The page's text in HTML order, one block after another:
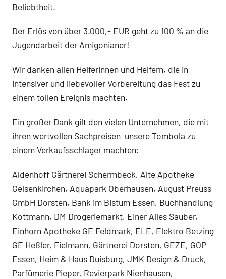
Beliebtheit.
Der Erlös von über 3.000,- EUR geht zu 100 % an die
Jugendarbeit der Amigonianer!
Wir danken allen Helferinnen und Helfern, die in
intensiver und liebevoller Vorbereitung das Fest zu
einem tollen Ereignis machten.
Ein großer Dank gilt den vielen Unternehmen, die mit
ihren wertvollen Sachpreisen unsere Tombola zu
einem Verkaufsschlager machten:
Aldenhoff Gärtnerei Schermbeck, Alte Apotheke
Gelsenkirchen, Aquapark Oberhausen, August Preuss
GmbH Dorsten, Bank im Bistum Essen, Buchhandlung
Kottmann, DM Drogeriemarkt, Einer Alles Sauber,
Einhorn Apotheke GE Feldmark, ELE, Elektro Betzing
GE Heßler, Fielmann, Gärtnerei Dorsten, GEZE, GOP
Essen, Heim & Haus Duisburg, JMK Design & Druck,
Parfümerie Pieper, Revierpark Nienhausen,